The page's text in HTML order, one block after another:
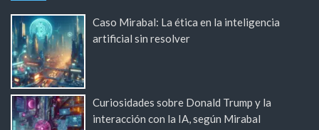
Caso Mirabal: La ética en la inteligencia
artificial sin resolver
Curiosidades sobre Donald Trump y la
interacción con la IA, según Mirabal